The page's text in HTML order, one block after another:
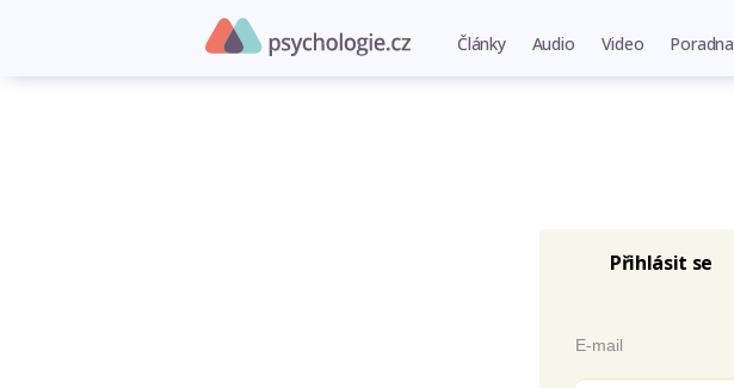
Články Audio Video Poradna
Přihlásit se
E-mail